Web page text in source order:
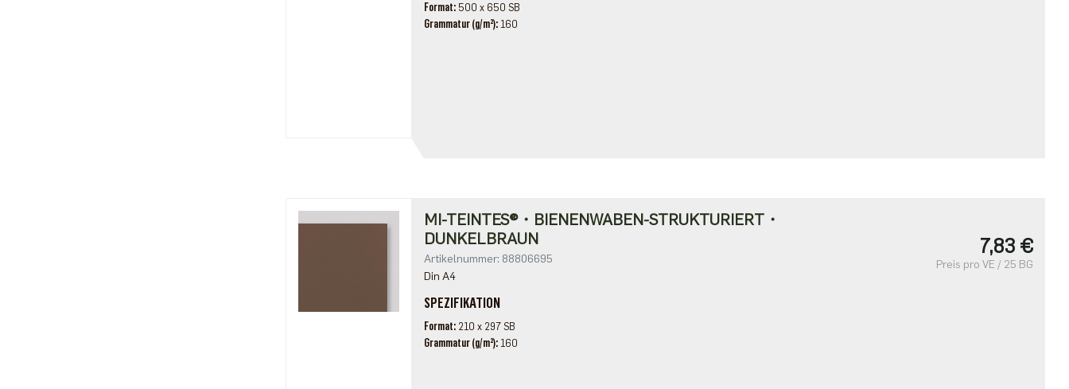
Format 500 x 650 SB
Grammatur (g/m²) 160
MI-TEINTES®・BIENENWABEN-STRUKTURIERT・
DUNKELBRAUN
Artikelnummer: 88806695
Din A4
SPEZIFIKATION
Format 210 x 297 SB
Grammatur (g/m²) 160
7,83 €
Preis pro VE / 25 BG